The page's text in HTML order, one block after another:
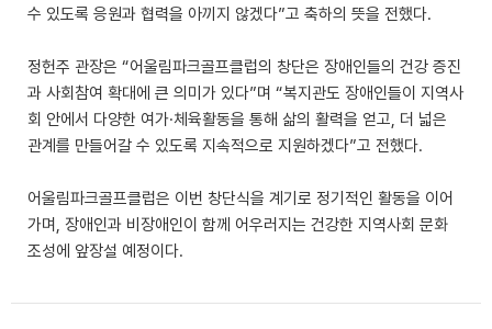
수 있도록 응원과 협력을 아끼지 않겠다”고 축하의 뜻을 전했다.
정헌주 관장은 “어울림파크골프클럽의 창단은 장애인들의 건강 증진
과 사회참여 확대에 큰 의미가 있다”며 “복지관도 장애인들이 지역사
회 안에서 다양한 여가·체육활동을 통해 삶의 활력을 얻고, 더 넓은
관계를 만들어갈 수 있도록 지속적으로 지원하겠다”고 전했다.
어울림파크골프클럽은 이번 창단식을 계기로 정기적인 활동을 이어
가며, 장애인과 비장애인이 함께 어우러지는 건강한 지역사회 문화
조성에 앞장설 예정이다.